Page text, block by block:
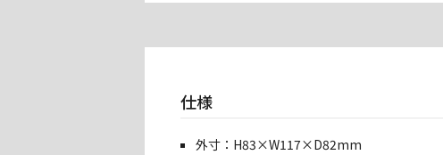
仕様
外寸：H83×W117×D82mm